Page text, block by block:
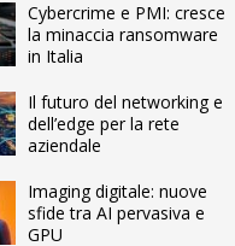
Cybercrime e PMI: cresce
la minaccia ransomware
in Italia
Il futuro del networking e
dell’edge per la rete
aziendale
Imaging digitale: nuove
sfide tra AI pervasiva e
GPU